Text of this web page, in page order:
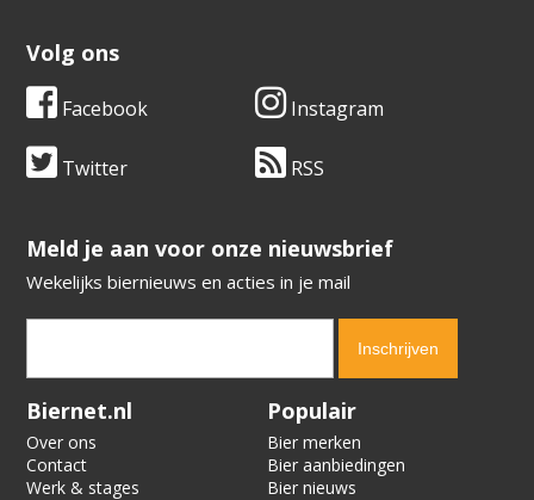
Volg ons
Facebook Instagram
Twitter RSS
​​​​​​​Meld je aan voor onze nieuwsbrief
Wekelijks biernieuws en acties in je mail
Verification code:
Biernet.nl
Over ons
Contact
Werk & stages
Populair
Bier merken
Bier aanbiedingen
Bier nieuws